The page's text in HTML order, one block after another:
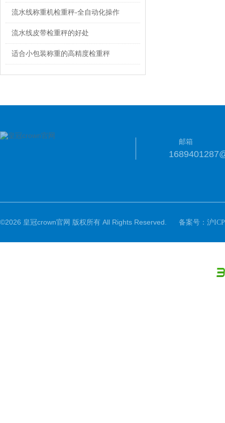
流水线称重机检重秤-全自动化操作
流水线皮带检重秤的好处
适合小包装称重的高精度检重秤
邮箱
©2026 皇冠crown官网 版权所有 All Rights Reserved. 备案号： 沪